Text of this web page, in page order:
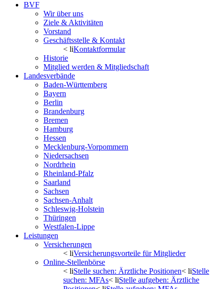
BVF
Wir über uns
Ziele & Aktivitäten
Vorstand
Geschäftsstelle & Kontakt
< liKontaktformular
Historie
Mitglied werden & Mitgliedschaft
Landesverbände
Baden-Württemberg
Bayern
Berlin
Brandenburg
Bremen
Hamburg
Hessen
Mecklenburg-Vorpommern
Niedersachsen
Nordrhein
Rheinland-Pfalz
Saarland
Sachsen
Sachsen-Anhalt
Schleswig-Holstein
Thüringen
Westfalen-Lippe
Leistungen
Versicherungen
< liVersicherungsvorteile für Mitglieder
Online-Stellenbörse
< liStelle suchen: Ärztliche Positionen< liStelle
suchen: MFAs< liStelle aufgeben: Ärztliche